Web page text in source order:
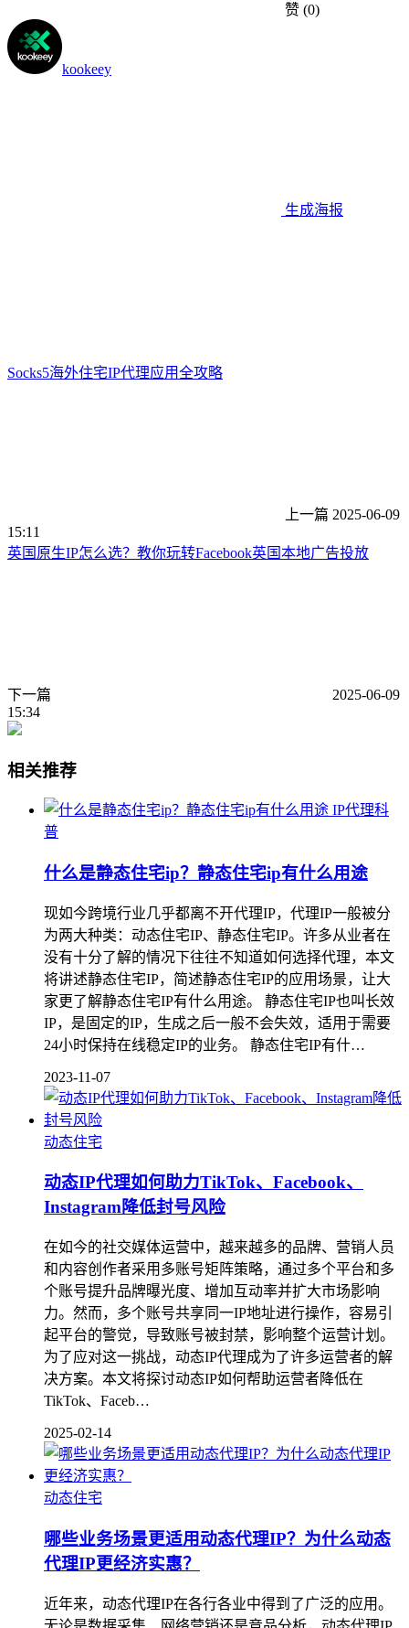
赞 (0)
kookeey
生成海报
Socks5海外住宅IP代理应用全攻略
上一篇 2025-06-09
15:11
英国原生IP怎么选？教你玩转Facebook英国本地广告投放
下一篇
2025-06-09
15:34
相关推荐
IP代理科
普
什么是静态住宅ip？静态住宅ip有什么用途
现如今跨境行业几乎都离不开代理IP，代理IP一般被分
为两大种类：动态住宅IP、静态住宅IP。许多从业者在
没有十分了解的情况下往往不知道如何选择代理，本文
将讲述静态住宅IP，简述静态住宅IP的应用场景，让大
家更了解静态住宅IP有什么用途。 静态住宅IP也叫长效
IP，是固定的IP，生成之后一般不会失效，适用于需要
24小时保持在线稳定IP的业务。 静态住宅IP有什…
2023-11-07
动态住宅
动态IP代理如何助力TikTok、Facebook、
Instagram降低封号风险
在如今的社交媒体运营中，越来越多的品牌、营销人员
和内容创作者采用多账号矩阵策略，通过多个平台和多
个账号提升品牌曝光度、增加互动率并扩大市场影响
力。然而，多个账号共享同一IP地址进行操作，容易引
起平台的警觉，导致账号被封禁，影响整个运营计划。
为了应对这一挑战，动态IP代理成为了许多运营者的解
决方案。本文将探讨动态IP如何帮助运营者降低在
TikTok、Faceb…
2025-02-14
动态住宅
哪些业务场景更适用动态代理IP？为什么动态
代理IP更经济实惠？
近年来，动态代理IP在各行各业中得到了广泛的应用。